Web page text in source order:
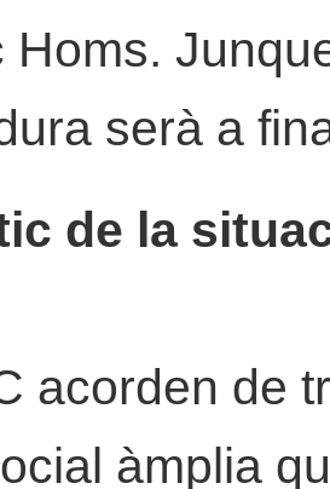
Homs.
serà a
de la
acorden de
àmplia